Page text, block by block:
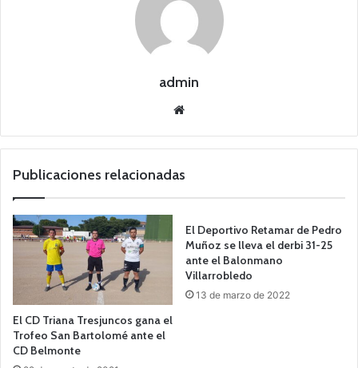
admin
we
Publicaciones relacionadas
El CD Triana Tresjuncos gana el
Trofeo San Bartolomé ante el
CD Belmonte
El Deportivo Retamar de Pedro
Muñoz se lleva el derbi 31-25
ante el Balonmano
Villarrobledo
13 de marzo de 2022